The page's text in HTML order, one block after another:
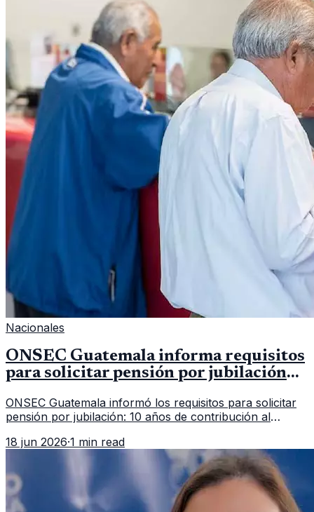
Nacionales
ONSEC Guatemala informa requisitos
para solicitar pensión por jubilación
ONSEC Guatemala informó los requisitos para solicitar
pensión por jubilación: 10 años de contribución al
importar edad.
18 jun 2026·1 min read